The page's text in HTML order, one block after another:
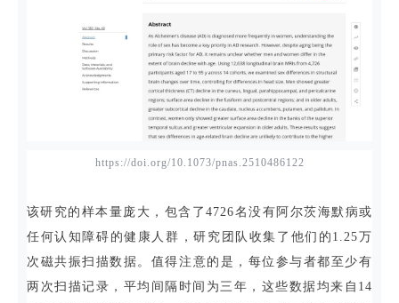
https://doi.org/10.1073/pnas.2510486122
该研究的样本量庞大，包含了4726名没有阿尔茨海默病或
任何认知障碍的健康人群，研究团队收集了他们的1.25万
次磁共振扫描数据。值得注意的是，每位参与者都至少有
两次扫描记录，平均间隔时间为三年，这些数据均来自14